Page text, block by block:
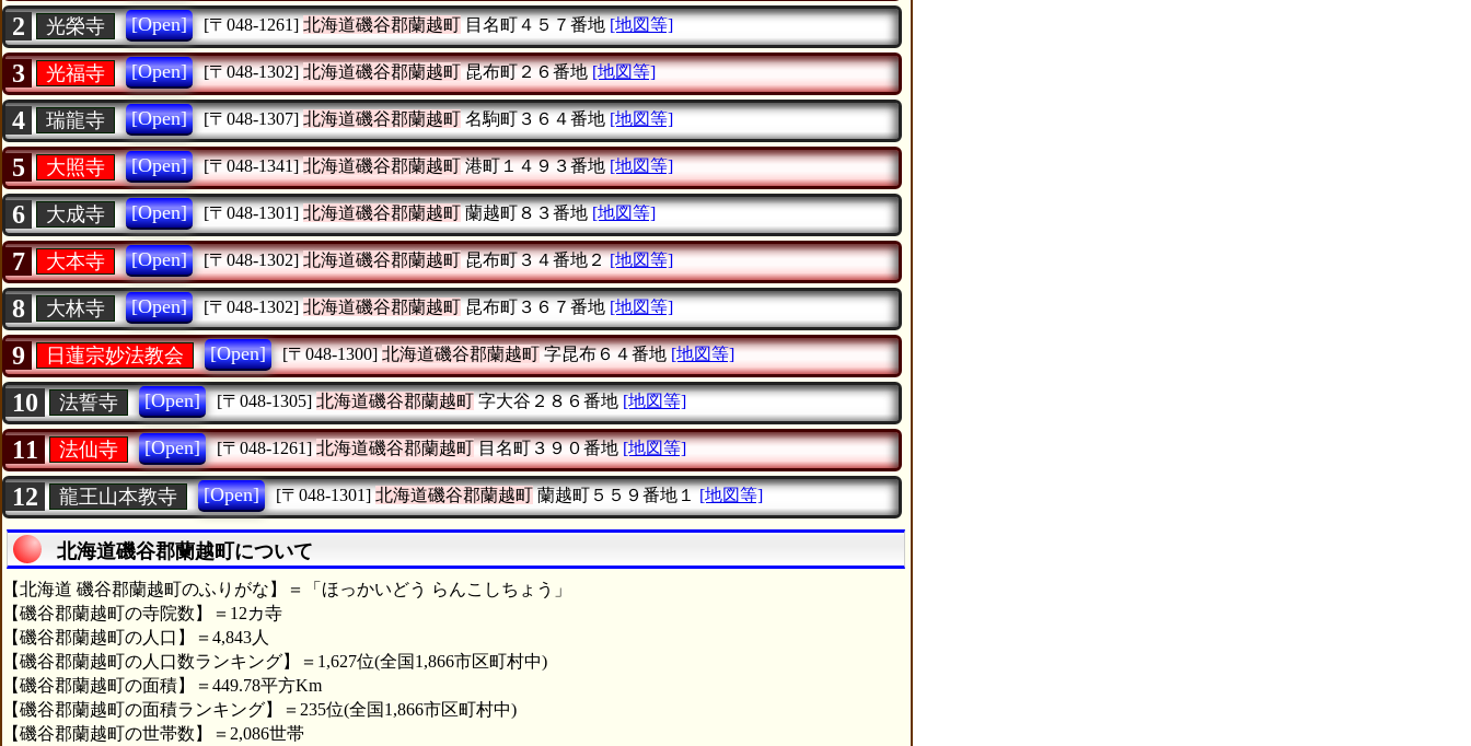
2 光榮寺 [Open] [〒048-1261] 北海道磯谷郡蘭越町目名町４５７番地 [地図等]
3 光福寺 [Open] [〒048-1302] 北海道磯谷郡蘭越町昆布町２６番地 [地図等]
4 瑞龍寺 [Open] [〒048-1307] 北海道磯谷郡蘭越町名駒町３６４番地 [地図等]
5 大照寺 [Open] [〒048-1341] 北海道磯谷郡蘭越町港町１４９３番地 [地図等]
6 大成寺 [Open] [〒048-1301] 北海道磯谷郡蘭越町蘭越町８３番地 [地図等]
7 大本寺 [Open] [〒048-1302] 北海道磯谷郡蘭越町昆布町３４番地２ [地図等]
8 大林寺 [Open] [〒048-1302] 北海道磯谷郡蘭越町昆布町３６７番地 [地図等]
9 日蓮宗妙法教会 [Open] [〒048-1300] 北海道磯谷郡蘭越町字昆布６４番地 [地図等]
10 法誓寺 [Open] [〒048-1305] 北海道磯谷郡蘭越町字大谷２８６番地 [地図等]
11 法仙寺 [Open] [〒048-1261] 北海道磯谷郡蘭越町目名町３９０番地 [地図等]
12 龍王山本教寺 [Open] [〒048-1301] 北海道磯谷郡蘭越町蘭越町５５９番地１ [地図等]
北海道磯谷郡蘭越町について
【北海道 磯谷郡蘭越町のふりがな】＝「ほっかいどう らんこしちょう」
【磯谷郡蘭越町の寺院数】＝12カ寺
【磯谷郡蘭越町の人口】＝4,843人
【磯谷郡蘭越町の人口数ランキング】＝1,627位(全国1,866市区町村中)
【磯谷郡蘭越町の面積】＝449.78平方Km
【磯谷郡蘭越町の面積ランキング】＝235位(全国1,866市区町村中)
【磯谷郡蘭越町の世帯数】＝2,086世帯